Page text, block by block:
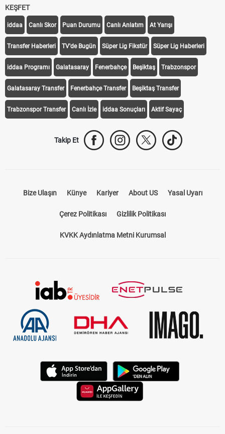
KEŞFET
iddaa Canlı Skor Puan Durumu Canlı Anlatım At Yarışı
Transfer Haberleri TV'de Bugün Süper Lig Fikstür Süper Lig Haberleri
iddaa Programı Galatasaray Fenerbahçe Beşiktaş Trabzonspor
Galatasaray Transfer Fenerbahçe Transfer Beşiktaş Transfer
Trabzonspor Transfer Canlı İzle iddaa Sonuçları Aktif Sayaç
Takip Et
Bize Ulaşın Künye Kariyer About US Yasal Uyarı
Çerez Politikası Gizlilik Politikası
KVKK Aydınlatma Metni Kurumsal